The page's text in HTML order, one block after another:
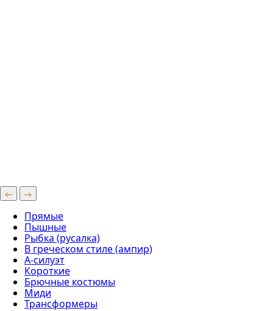
Прямые
Пышные
Рыбка (русалка)
В греческом стиле (ампир)
А-силуэт
Короткие
Брючные костюмы
Миди
Трансформеры